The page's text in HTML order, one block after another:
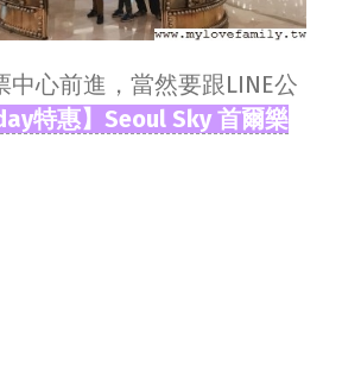
中心前進，當然要跟LINE公
特惠】Seoul Sky 首爾樂